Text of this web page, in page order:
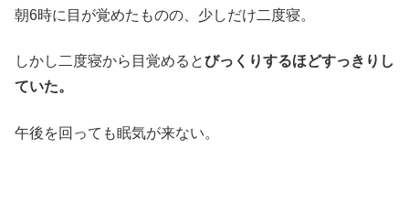
朝6時に目が覚めたものの、少しだけ二度寝。
しかし二度寝から目覚めるとびっくりするほどすっきりし
ていた。
午後を回っても眠気が来ない。